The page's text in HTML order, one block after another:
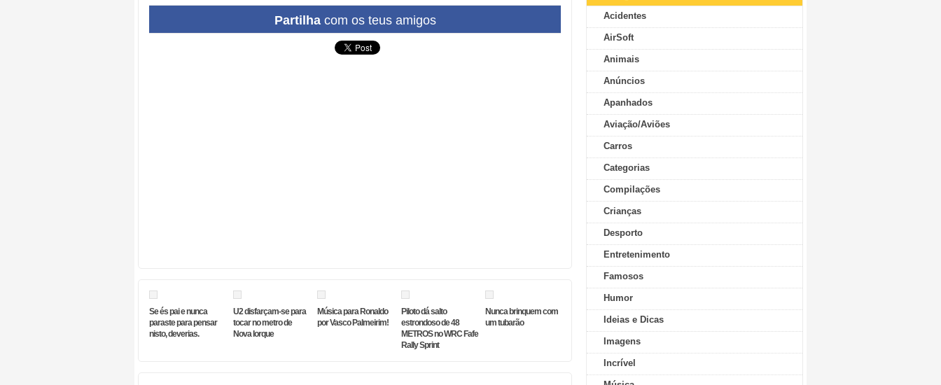
Partilhacom os teus amigos
Se és pai e nunca
paraste para pensar
nisto, deverias.
U2 disfarçam-se para
tocar no metro de
Nova Iorque
Música para Ronaldo
por Vasco Palmeirim!
Piloto dá salto
estrondoso de 48
METROS no WRC Fafe
Rally Sprint
Nunca brinquem com
um tubarão
Acidentes
AirSoft
Animais
Anúncios
Apanhados
Aviação/Aviões
Carros
Categorias
Compilações
Crianças
Desporto
Entretenimento
Famosos
Humor
Ideias e Dicas
Imagens
Incrível